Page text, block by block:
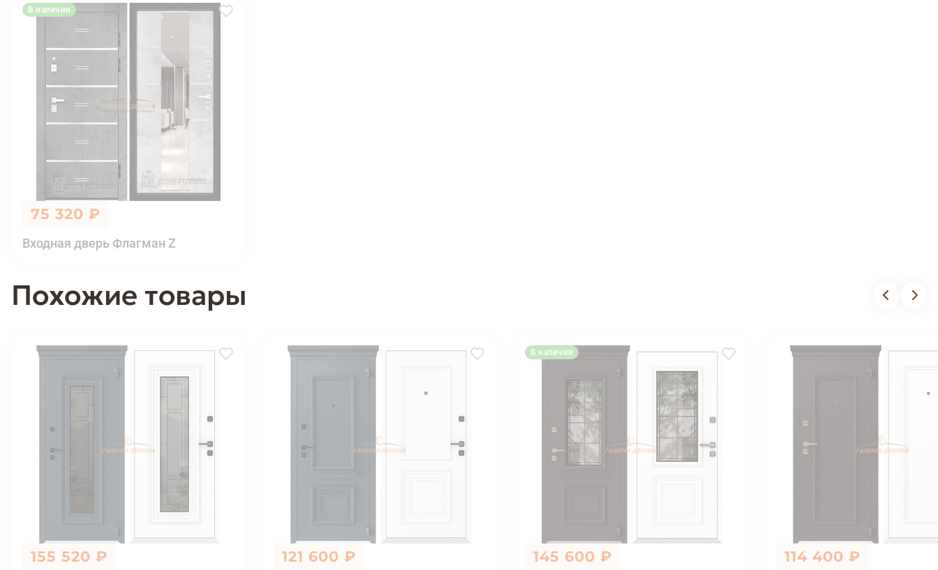
В наличии
75 320 ₽
Входная дверь Флагман Z
Похожие товары
155 520 ₽ 121 600 ₽
В наличии
145 600 ₽ 114 400 ₽